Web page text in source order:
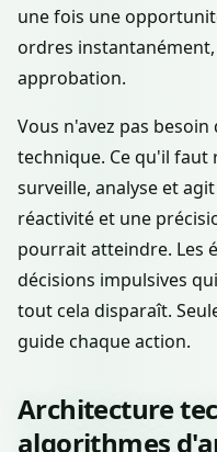
une fois une
ordres
approbation.
Vous n'avez pas
technique. Ce qu'il faut
surveille, analyse et
réactivité et une
pourrait atteindre. Les
décisions impulsives
tout cela disparaît.
guide chaque action.
Architecture
algorithmes